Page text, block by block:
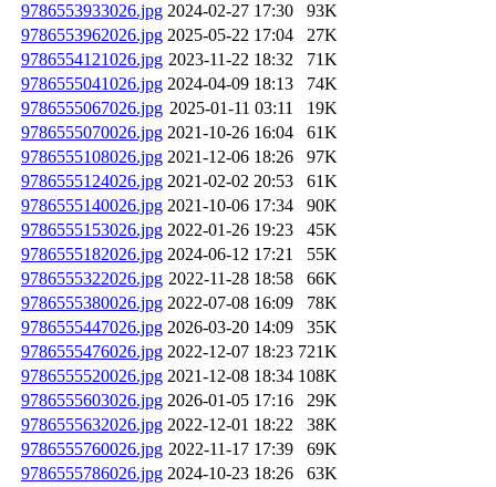
9786553933026.jpg 2024-02-27 17:30
93K
9786553962026.jpg 2025-05-22 17:04
27K
9786554121026.jpg 2023-11-22 18:32
71K
9786555041026.jpg 2024-04-09 18:13
74K
9786555067026.jpg 2025-01-11 03:11
19K
9786555070026.jpg 2021-10-26 16:04
61K
9786555108026.jpg 2021-12-06 18:26
97K
9786555124026.jpg 2021-02-02 20:53
61K
9786555140026.jpg 2021-10-06 17:34
90K
9786555153026.jpg 2022-01-26 19:23
45K
9786555182026.jpg 2024-06-12 17:21
55K
9786555322026.jpg 2022-11-28 18:58
66K
9786555380026.jpg 2022-07-08 16:09
78K
9786555447026.jpg 2026-03-20 14:09
35K
9786555476026.jpg 2022-12-07 18:23 721K
9786555520026.jpg 2021-12-08 18:34 108K
9786555603026.jpg 2026-01-05 17:16
29K
9786555632026.jpg 2022-12-01 18:22
38K
9786555760026.jpg 2022-11-17 17:39
69K
9786555786026.jpg 2024-10-23 18:26
63K